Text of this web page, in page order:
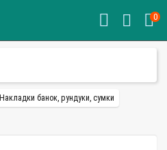
0
Накладки банок, рундуки, сумки